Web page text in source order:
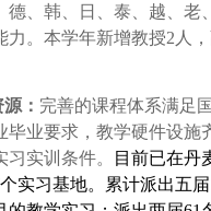
德、韩、日、泰、越、老
力。本学年新增教授2 人
： 完善的课程体系满足
毕业要求，教学硬件设施
实训条件。
目前已在丹
个实习基地。累计派出五届